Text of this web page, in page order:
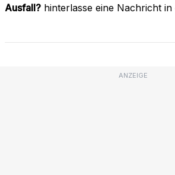
Ausfall? hinterlasse eine Nachricht
ANZEIGE